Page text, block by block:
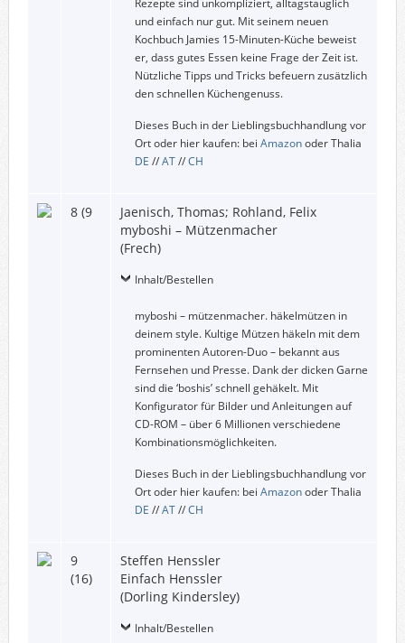
und einfach nur gut. Mit seinem neuen
Kochbuch Jamies 15-Minuten-Küche beweist
er, dass gutes Essen keine Frage der Zeit ist.
Nützliche Tipps und Tricks befeuern zusätzlich
den schnellen Küchengenuss.
Dieses Buch in der Lieblingsbuchhandlung vor
Ort oder hier kaufen: bei Amazonoder Thalia
DE //AT//CH
8 (9
Jaenisch, Thomas; Rohland, Felix
myboshi – Mützenmacher
(Frech)
Inhalt/Bestellen
myboshi – mützenmacher. häkelmützen in
deinem style. Kultige Mützen häkeln mit dem
prominenten Autoren-Duo – bekannt aus
Fernsehen und Presse. Dank der dicken Garne
sind die ‘boshis’ schnell gehäkelt. Mit
Konfigurator für Bilder und Anleitungen auf
CD-ROM – über 6 Millionen verschiedene
Kombinationsmöglichkeiten.
Dieses Buch in der Lieblingsbuchhandlung vor
Ort oder hier kaufen: bei Amazonoder Thalia
DE //AT//CH
9
(16)
Steffen Henssler
Einfach Henssler
(Dorling Kindersley)
Inhalt/Bestellen